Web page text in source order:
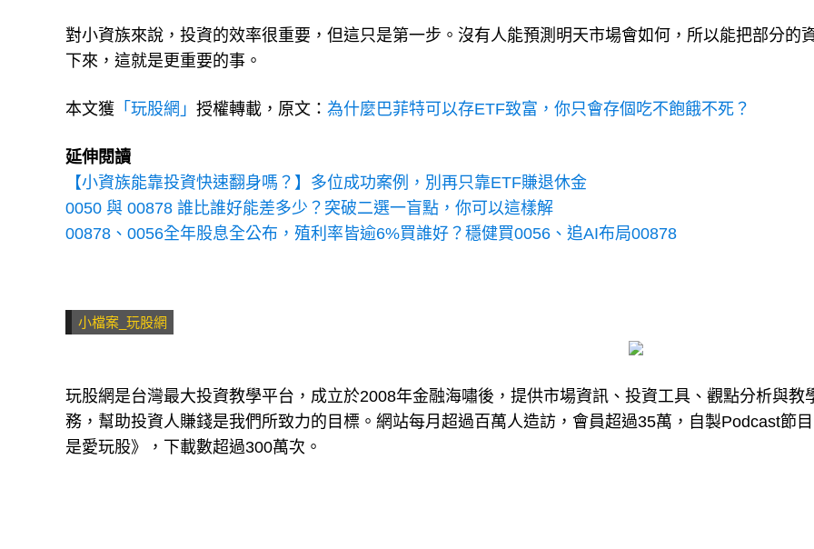
對小資族來說，投資的效率很重要，但這只是第一步。沒有人能預測明天市場會如何，所以能把部分的
下來，這就是更重要的事。
本文獲 「玩股網」 授權轉載，原文： 為什麼巴菲特可以存ETF致富，你只會存個吃不飽餓不死？
延伸閱讀
【小資族能靠投資快速翻身嗎？】多位成功案例，別再只靠ETF賺退休金
0050 與 00878 誰比誰好能差多少？突破二選一盲點，你可以這樣解
00878、0056全年股息全公布，殖利率皆逾6%買誰好？穩健買0056、追AI布局00878
小檔案_玩股網
玩股網是台灣最大投資教學平台，成立於2008年金融海嘯後，提供市場資訊、投資工具、觀點分析與教
務，幫助投資人賺錢是我們所致力的目標。網站每月超過百萬人造訪，會員超過35萬，自製Podcast節
是愛玩股》，下載數超過300萬次。